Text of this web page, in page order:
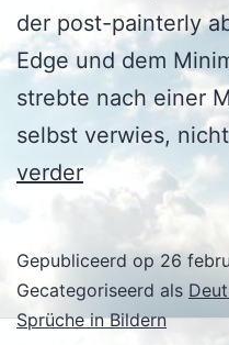
der post-painterly
Edge und dem
strebte nach einer
selbst verwies,
verderAd
Reinhardt
Gepubliceerd op26
Gecategoriseerd als
Sprüche in Bildern